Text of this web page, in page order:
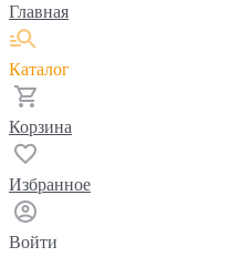
Главная
Каталог
Корзина
Избранное
Войти